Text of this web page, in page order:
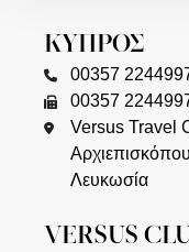
ΚΥΠΡΟΣ
00357
00357
Versus Travel
Λευκωσία
VERSUS